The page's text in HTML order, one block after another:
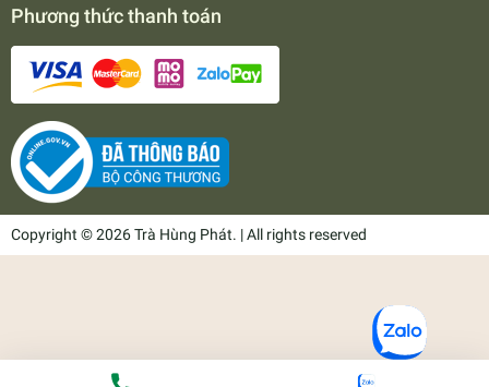
Phương thức thanh toán
Copyright © 2026 Trà Hùng Phát. | All rights reserved